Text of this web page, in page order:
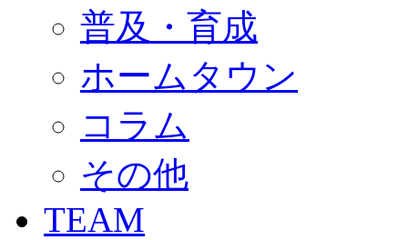
ジュニアユース
ユース
練習拠点（ナラディーア）
SCHOOL
CLUB
パートナー募集
クラブ理念
サステナビリティ
Web制作支援
応援プロジェクト
普及・育成
ホームタウン
コラム
その他
TEAM